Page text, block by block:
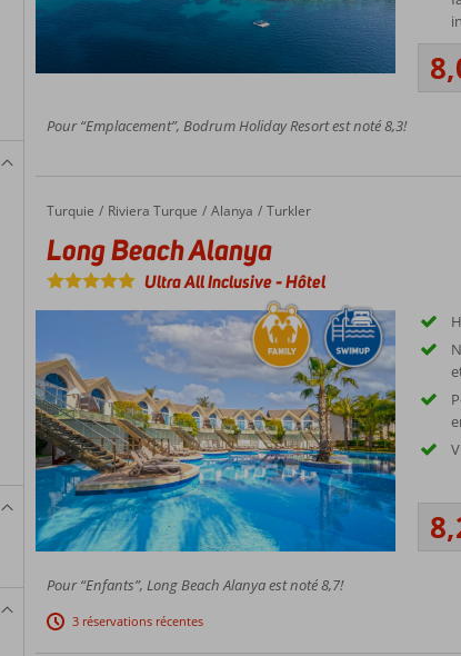
Pour “Emplacement”, Bodrum Holiday Resort est noté 8,3!
Accueil
Turquie Riviera Turque Alanya Turkler
Long Beach Alanya
Long Beach Alanya
Ultra All Inclusive-Hôtel
Pour “Enfants”, Long Beach Alanya est noté 8,7!
3 réservations récentes